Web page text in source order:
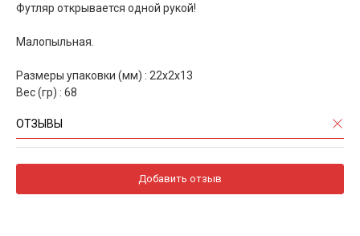
Футляр открывается одной рукой!
Малопыльная.
Размеры упаковки (мм) : 22х2х13
Вес (гр) : 68
ОТЗЫВЫ
Добавить отзыв